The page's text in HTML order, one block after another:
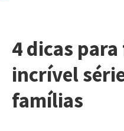
4 dicas
incrível
famílias